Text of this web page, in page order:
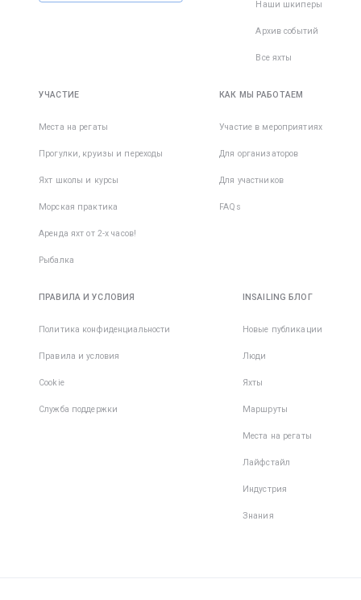
Наши шкиперы
Архив событий
Все яхты
УЧАСТИЕ
Места на регаты
Прогулки, круизы и переходы
Яхт школы и курсы
Морская практика
Аренда яхт от 2-х часов!
Рыбалка
КАК МЫ РАБОТАЕМ
Участие в мероприятиях
Для организаторов
Для участников
FAQs
ПРАВИЛА И УСЛОВИЯ
Политика конфиденциальности
Правила и условия
Cookie
Служба поддержки
INSAILING БЛОГ
Новые публикации
Люди
Яхты
Маршруты
Места на регаты
Лайфстайл
Индустрия
Знания